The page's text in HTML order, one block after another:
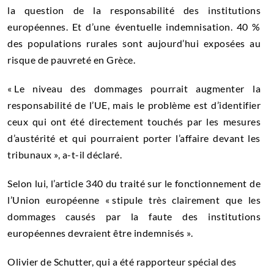
la question de la responsabilité des institutions
européennes. Et d’une éventuelle indemnisation. 40 %
des populations rurales sont aujourd’hui exposées au
risque de pauvreté en Grèce.
« Le niveau des dommages pourrait augmenter la
responsabilité de l’UE, mais le problème est d’identifier
ceux qui ont été directement touchés par les mesures
d’austérité et qui pourraient porter l’affaire devant les
tribunaux », a-t-il déclaré.
Selon lui, l’article 340 du traité sur le fonctionnement de
l’Union européenne « stipule très clairement que les
dommages causés par la faute des institutions
européennes devraient être indemnisés ».
Olivier de Schutter, qui a été rapporteur spécial des